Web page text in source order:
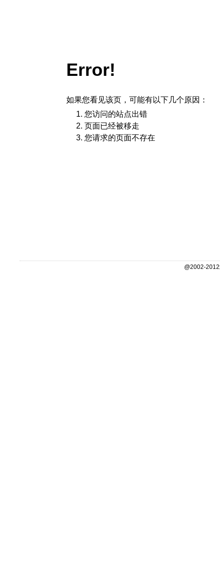
Error!
如果您看见该页，可能有以下几个原因：
您访问的站点出错
页面已经被移走
您请求的页面不存在
@2002-